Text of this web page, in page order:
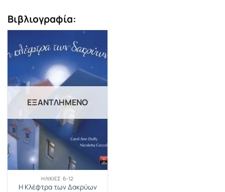
Βιβλιογραφία:
ΕΞΑΝΤΛΗΜΈΝΟ
ΗΛΙΚΊΕΣ 6-12
Η Κλέφτρα των Δακρύων